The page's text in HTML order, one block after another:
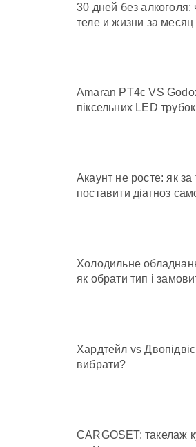
30 дней без алкоголя:
теле и жизни за месяц
Amaran PT4c VS
піксельних LED трубок
Акаунт не росте: як
поставити діагноз
Холодильне
як обрати тип і
Хардтейл vs
вибрати?
CARGOSET: такелаж